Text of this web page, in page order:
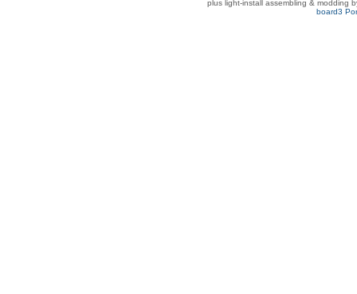
plus light-install assembling & modding
board3